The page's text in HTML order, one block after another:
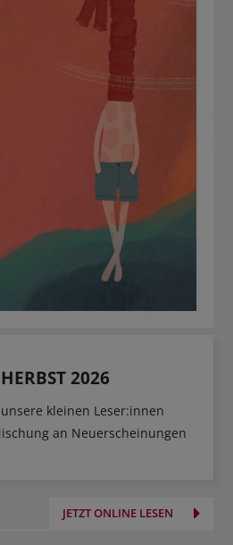
2026
kleinen Leser:innen
an Neuerscheinungen
JETZT ONLINE LESEN